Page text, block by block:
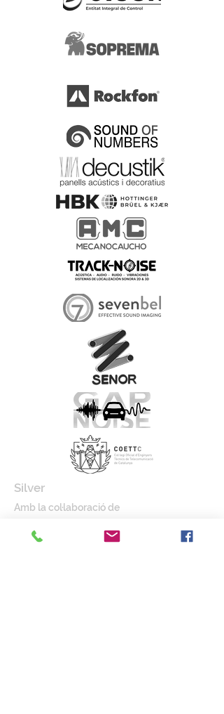
Silver
Amb la col·laboració de